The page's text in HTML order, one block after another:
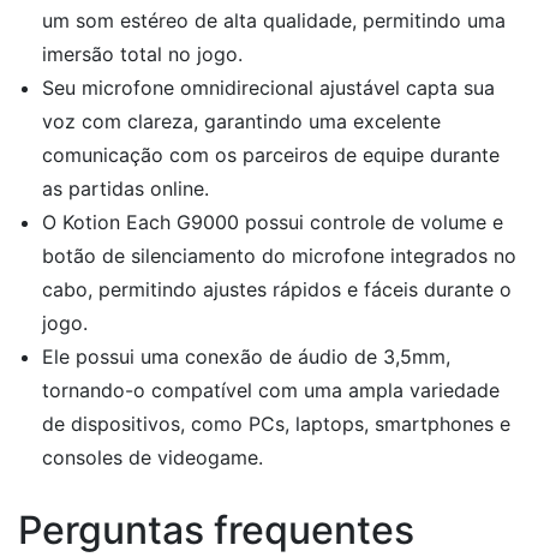
um som estéreo de alta qualidade, permitindo uma
imersão total no jogo.
Seu microfone omnidirecional ajustável capta sua
voz com clareza, garantindo uma excelente
comunicação com os parceiros de equipe durante
as partidas online.
O Kotion Each G9000 possui controle de volume e
botão de silenciamento do microfone integrados no
cabo, permitindo ajustes rápidos e fáceis durante o
jogo.
Ele possui uma conexão de áudio de 3,5mm,
tornando-o compatível com uma ampla variedade
de dispositivos, como PCs, laptops, smartphones e
consoles de videogame.
Perguntas frequentes